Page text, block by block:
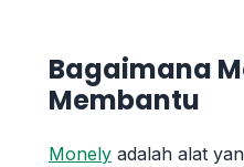
Bagaimana
Membantu
Monely adalah alat